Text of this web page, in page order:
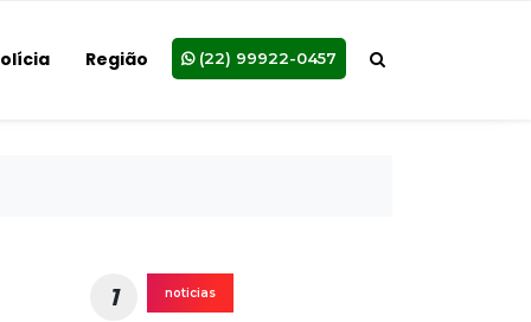
Região (22) 99922-0457
1 noticias